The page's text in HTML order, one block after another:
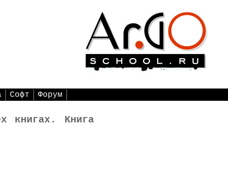
Софт Форум
книгах. Книга